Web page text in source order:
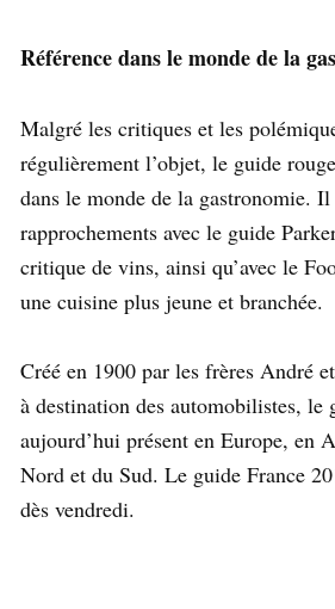
Référence dans le monde de la
Malgré les critiques et les
régulièrement l’objet, le guide
dans le monde de la gastronomie.
rapprochements avec le guide
critique de vins, ainsi qu’avec le
une cuisine plus jeune et branchée.
Créé en 1900 par les frères André
à destination des automobilistes,
aujourd’hui présent en Europe, en
Nord et du Sud. Le guide France
dès vendredi.